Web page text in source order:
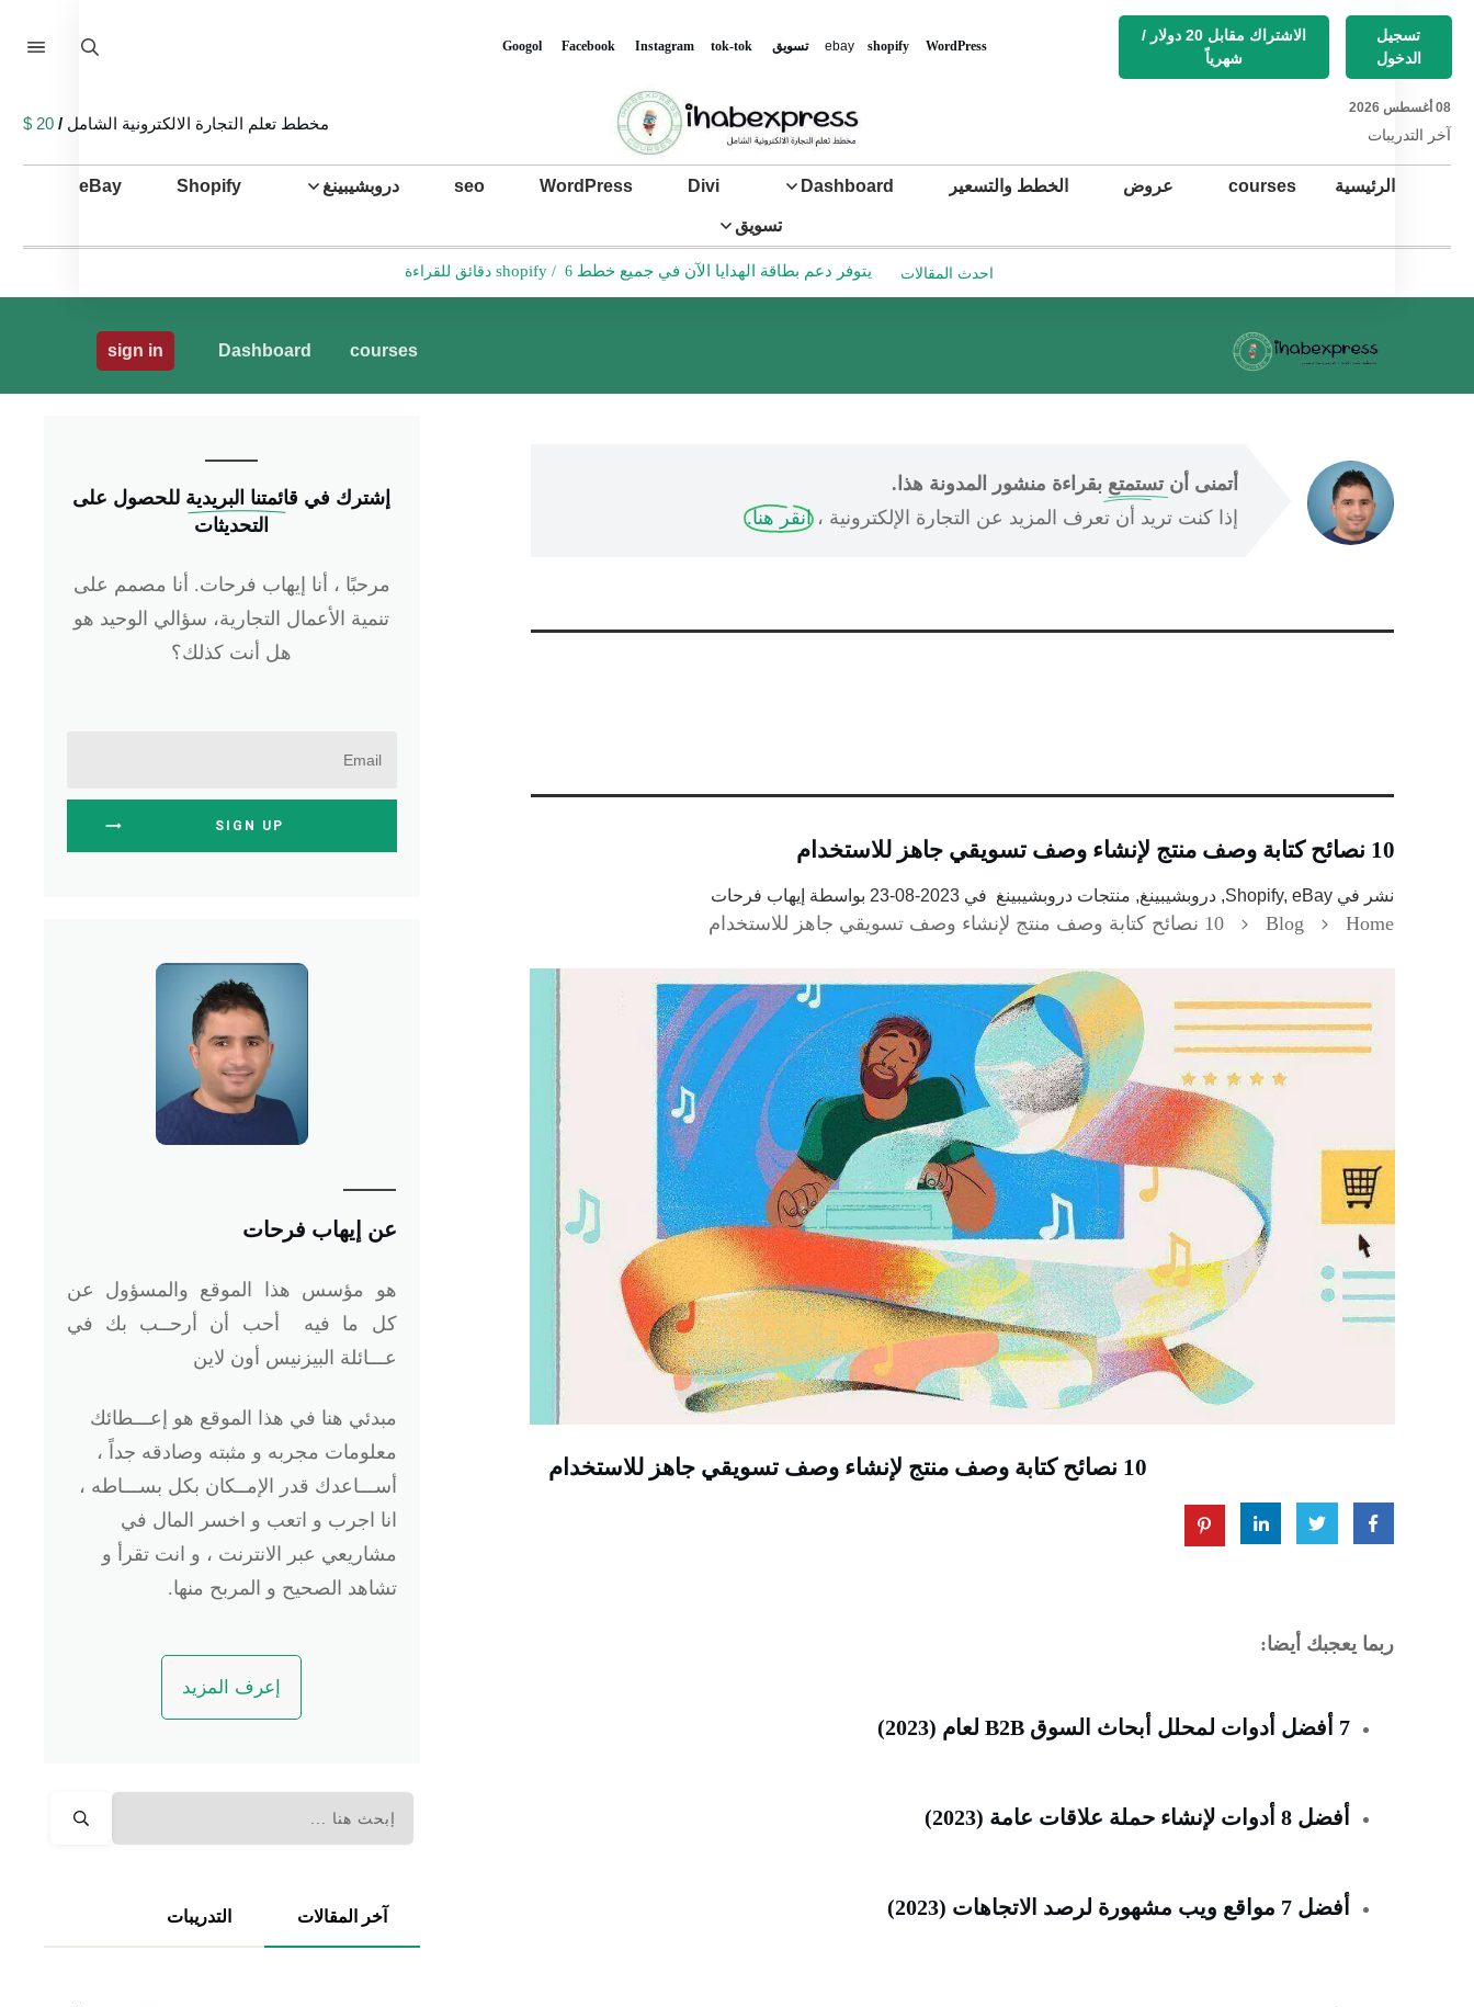
تسجيل
الدخول
الاشتراك مقابل 20 دولار /
شهرياً
ebay shopify WordPress تسويق Googol Facebook Instagram tok-tok
08 أغسطس 2026
آخر التدريبات
مخطط تعلم التجارة الالكترونية الشامل /
20 $
الرئيسية courses عروض الخطط والتسعير Dashboard
Divi
WordPress
seo دروبشيبينغ Shopify
eBay
تسويق
احدث المقالات يتوفر دعم بطاقة الهدايا الآن في جميع خطط shopify / 6 دقائق للقراءة
courses
Dashboard
sign in
أتمنى أن تستمتع بقراءة منشور المدونة هذا.
إذا كنت تريد أن تعرف المزيد عن التجارة الإلكترونية ،انقر هنا.
10 نصائح كتابة وصف منتج لإنشاء وصف تسويقي جاهز للاستخدام
نشر في Shopify, eBay, دروبشيبينغ, منتجات دروبشيبينغ في 2023-08-23 بواسطة إيهاب فرحات
Home
Blog 10 نصائح كتابة وصف منتج لإنشاء وصف تسويقي جاهز للاستخدام
10 نصائح كتابة وصف منتج لإنشاء وصف تسويقي جاهز للاستخدام
ربما يعجبك أيضا:
7 أفضل أدوات لمحلل أبحاث السوق B2B لعام (2023)
أفضل 8 أدوات لإنشاء حملة علاقات عامة (2023)
أفضل 7 مواقع ويب مشهورة لرصد الاتجاهات (2023)
إشترك في قائمتنا البريدية للحصول على
التحديثات
مرحبًا ، أنا إيهاب فرحات. أنا مصمم على
تنمية الأعمال التجارية، سؤالي الوحيد هو
هل أنت كذلك؟
SIGN UP
عن إيهاب فرحات
هو
مؤسس هذا الموقع والمسؤول عن
كل ما فيه أحب أن أرحــب بك في
عـــائلة البيزنيس أون لاين
مبدئي هنا في هذا الموقع هو إعـــطائك
معلومات مجربه و مثبته وصادقه جداً ،
أســـاعدك قدر الإمــكان بكل بســـاطه ،
انا اجرب و اتعب و اخسر المال في
مشاريعي عبر الانترنت ، و انت تقرأ و
تشاهد الصحيح و المربح منها.
إعرف المزيد
آخر المقالات التدريبات